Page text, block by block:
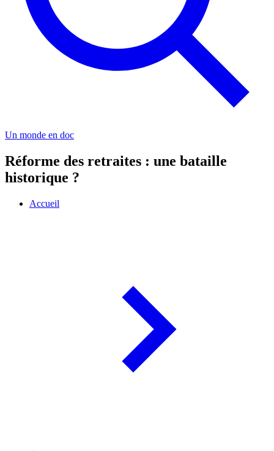
Un monde en doc
Réforme des retraites : une bataille
historique ?
Accueil